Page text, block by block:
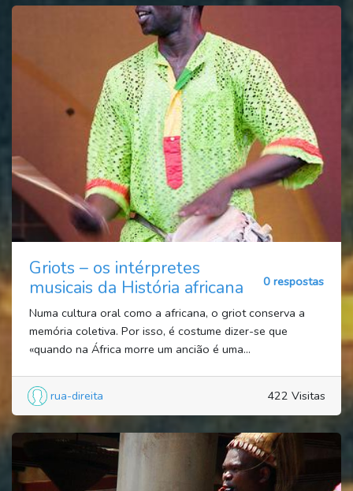
Griots – os intérpretes
musicais da História africana
0 respostas
Numa cultura oral como a africana, o griot conserva a
memória coletiva. Por isso, é costume dizer-se que
«quando na África morre um ancião é uma...
rua-direita 422 Visitas